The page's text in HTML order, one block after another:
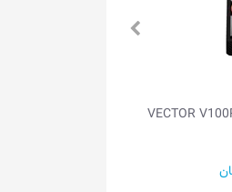
کیس کامپیوتر ردراگون مدل DEFLECT CA-